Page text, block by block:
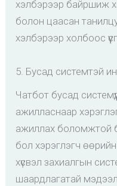
хэлбэрээр байршиж
болон цаасан
хэлбэрээр холбоос
5. Бусад системтэй
Чатбот бусад
ажилласнаар
ажиллах боломжтой
бол хэрэглэгч өөрийн
хүсвэл захиалгын
шаардлагатай